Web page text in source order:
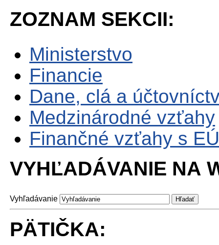
ZOZNAM SEKCII:
Ministerstvo
Financie
Dane, clá a
Medzinárodné vzťahy
Finančné vzťahy s EÚ
VYHĽADÁVANIE NA
Vyhľadávanie
PÄTIČKA: